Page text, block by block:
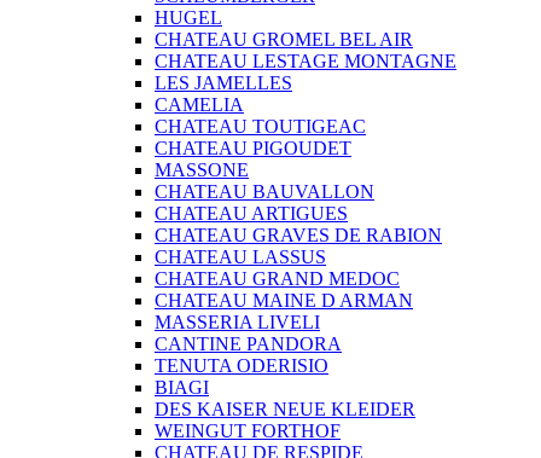
HUGEL
CHATEAU GROMEL BEL AIR
CHATEAU LESTAGE MONTAGNE
LES JAMELLES
CAMELIA
CHATEAU TOUTIGEAC
CHATEAU PIGOUDET
MASSONE
CHATEAU BAUVALLON
CHATEAU ARTIGUES
CHATEAU GRAVES DE RABION
CHATEAU LASSUS
CHATEAU GRAND MEDOC
CHATEAU MAINE D ARMAN
MASSERIA LIVELI
CANTINE PANDORA
TENUTA ODERISIO
BIAGI
DES KAISER NEUE KLEIDER
WEINGUT FORTHOF
CHATEAU DE RESPIDE